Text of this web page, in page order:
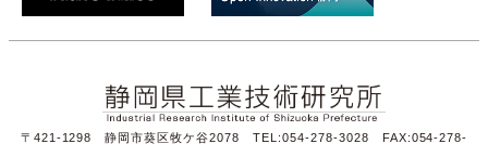
〒421-1298 静岡市葵区牧ケ谷2078 TEL:054-278-3028 FAX:054-278-